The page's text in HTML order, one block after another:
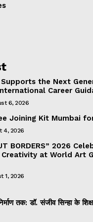
Supports the Next
Career
6, 2026
Joining Kit Mumbai
4, 2026
BORDERS” 2026
at World Art
1, 2026
तक: डॉ. संजीव सिन्हा के